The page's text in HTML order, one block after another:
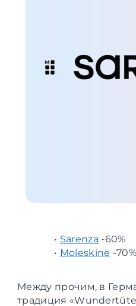
• Sarenza -60%
• Moleskine -70%
Между прочим, в
традиция